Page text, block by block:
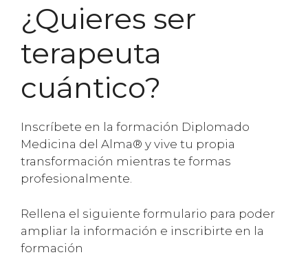
¿Quieres ser
terapeuta
cuántico?
Inscríbete en la formación Diplomado
Medicina del Alma® y vive tu propia
transformación mientras te formas
profesionalmente.
Rellena el siguiente formulario para poder
ampliar la información e inscribirte en la
formación